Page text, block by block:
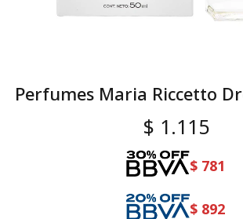
Perfumes Maria Riccetto
$ 1.115
$ 781
$ 892